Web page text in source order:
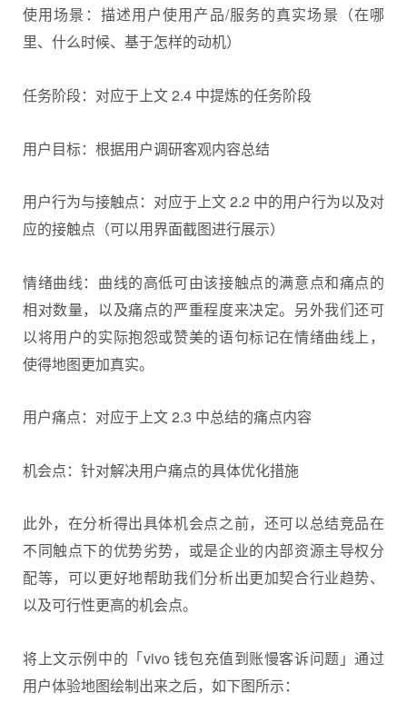
使用场景：描述用户使用产品/服务的真实场景（在哪
里、什么时候、基于怎样的动机）
任务阶段：对应于上文 2.4 中提炼的任务阶段
用户目标：根据用户调研客观内容总结
用户行为与接触点：对应于上文 2.2 中的用户行为以及对
应的接触点（可以用界面截图进行展示）
情绪曲线：曲线的高低可由该接触点的满意点和痛点的
相对数量，以及痛点的严重程度来决定。另外我们还可
以将用户的实际抱怨或赞美的语句标记在情绪曲线上，
使得地图更加真实。
用户痛点：对应于上文 2.3 中总结的痛点内容
机会点：针对解决用户痛点的具体优化措施
此外，在分析得出具体机会点之前，还可以总结竞品在
不同触点下的优势劣势，或是企业的内部资源主导权分
配等，可以更好地帮助我们分析出更加契合行业趋势、
以及可行性更高的机会点。
将上文示例中的「vivo 钱包充值到账慢客诉问题」通过
用户体验地图绘制出来之后，如下图所示：